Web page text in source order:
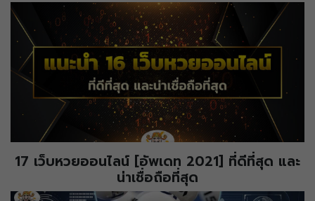
17 เว็บหวยออนไลน์ [อัพเดท 2021] ที่ดีที่สุด และ
น่าเชื่อถือที่สุด